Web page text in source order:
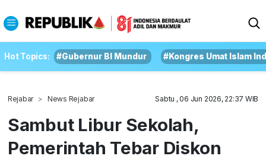
Hot Topics: #Gubernur BI Mundur #Kongres Umat Islam
Rejabar News Rejabar Sabtu , 06 Jun 2026, 22:37 WIB
Sambut Libur Sekolah,
Pemerintah Tebar Diskon